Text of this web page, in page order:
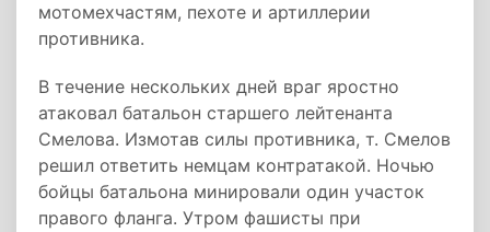
мотомехчастям, пехоте и артиллерии
противника.
В течение нескольких дней враг яростно
атаковал батальон старшего лейтенанта
Смелова. Измотав силы противника, т. Смелов
решил ответить немцам контратакой. Ночью
бойцы батальона минировали один участок
правого фланга. Утром фашисты при